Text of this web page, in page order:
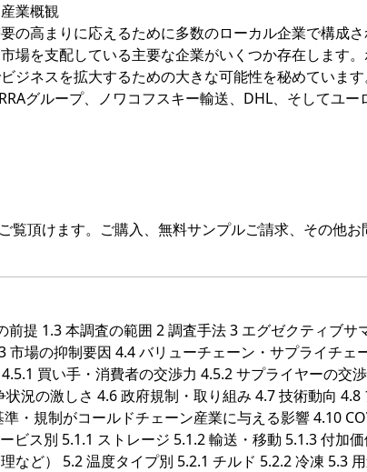
業概観
の高まりに応えるために多数のローカル企業で構成
場を支配している主要な企業がいくつか存在します
ネスを拡大するための大きな可能性を秘めています
グループ、ノワコフスキー輸送、DHL、そしてユー
頂けます。ご購入、無料サンプルご請求、その他お
提 1.3 本調査の範囲 2 調査手法 3 エグゼクティブサ
市場の抑制要因 4.4 バリューチェーン・サプライチェ
買い手・消費者の交渉力 4.5.2 サプライヤーの交
況の激しさ 4.6 政府規制・取り組み 4.7 技術動向 4.8
・規制がコールドチェーン産業に与える影響 4.10
ビス別 5.1.1 ストレージ 5.1.2 輸送・移動 5.1.3 付加
など） 5.2 温度タイプ別 5.2.1 チルド 5.2.2 冷凍 5.3